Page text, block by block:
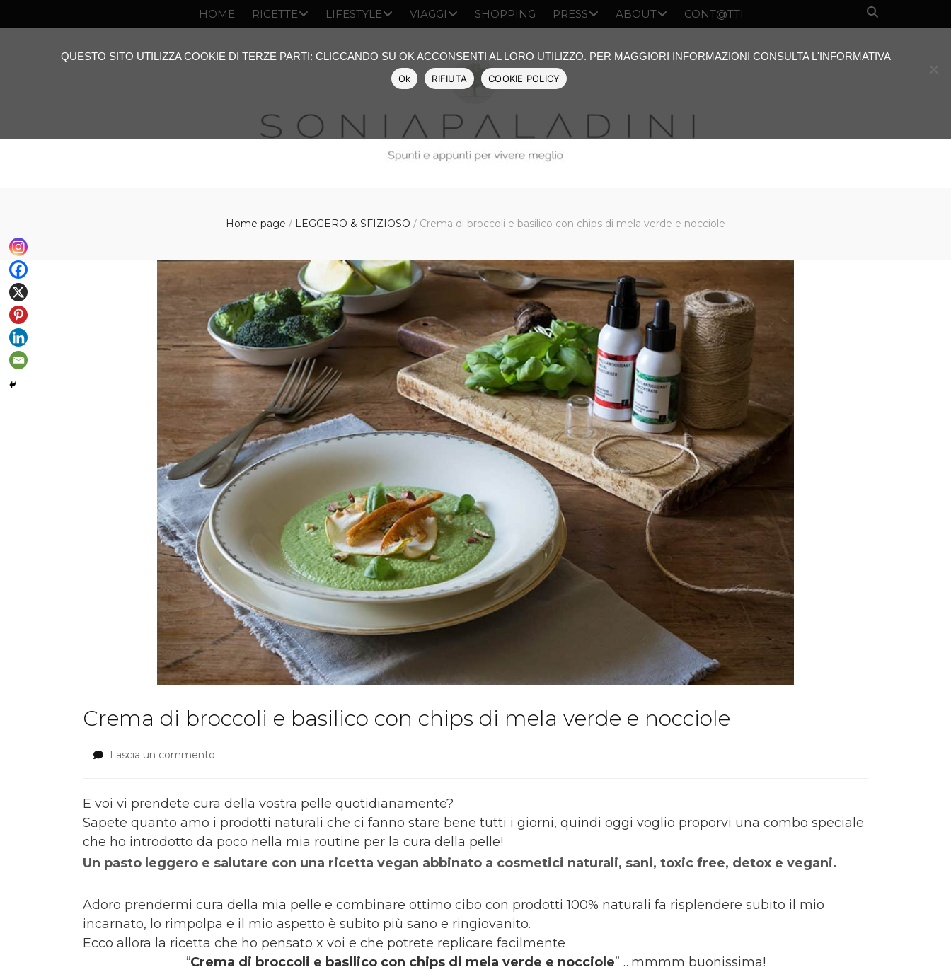
HOME RICETTE LIFESTYLE VIAGGI SHOPPING PRESS ABOUT CONT@TTI
Home page / LEGGERO & SFIZIOSO / Crema di broccoli e basilico con chips di mela verde e nocciole
Crema di broccoli e basilico con chips di mela verde e nocciole
Lascia un commento
broccoli
basilico
con
chips
verde
e
E voi vi prendete cura della vostra pelle quotidianamente?
Sapete quanto amo i prodotti naturali che ci fanno stare bene tutti i giorni, quindi oggi voglio proporvi una combo speciale
che ho introdotto da poco nella mia routine per la cura della pelle!
Un pasto leggero e salutare con una ricetta vegan abbinato a cosmetici naturali, sani, toxic free, detox e vegani.
Adoro prendermi cura della mia pelle e combinare ottimo cibo con prodotti 100% naturali fa risplendere subito il mio
incarnato, lo rimpolpa e il mio aspetto è subito più sano e ringiovanito.
Ecco allora la ricetta che ho pensato x voi e che potrete replicare facilmente
“Crema di broccoli e basilico con chips di mela verde e nocciole” …mmmm buonissima!
QUESTO SITO UTILIZZA COOKIE DI TERZE PARTI: CLICCANDO SU OK ACCONSENTI AL LORO UTILIZZO. PER MAGGIORI INFORMAZIONI CONSULTA L'INFORMATIVA
Ok RIFIUTA COOKIE POLICY